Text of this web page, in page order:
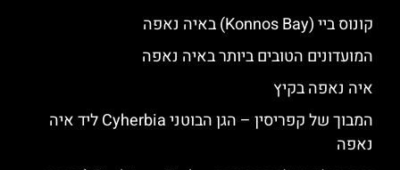
קונוס ביי (Konnos Bay) באיה נאפה
המועדונים הטובים ביותר באיה נאפה
איה נאפה בקיץ
המבוך של קפריסין – הגן הבוטני Cyherbia‬‬ ליד איה
נאפה